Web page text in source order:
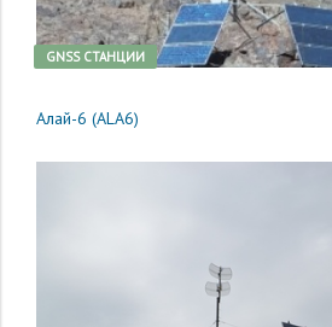
GNSS CТАНЦИИ
Алай-6 (ALA6)